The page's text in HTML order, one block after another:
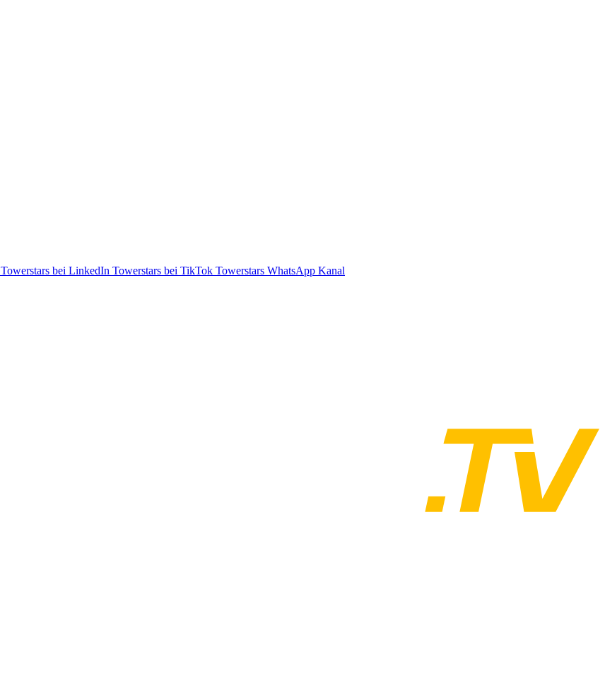
Towerstars bei LinkedIn Towerstars bei TikTok Towerstars WhatsApp Kanal